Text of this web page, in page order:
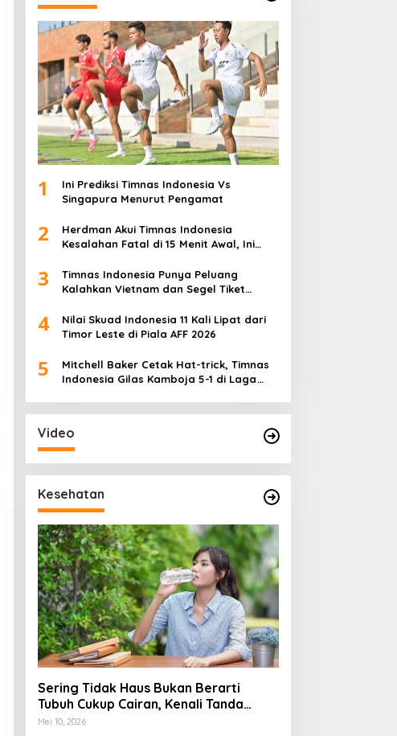
1
Ini Prediksi Timnas Indonesia Vs
Singapura Menurut Pengamat
2
Herdman Akui Timnas Indonesia
Kesalahan Fatal di 15 Menit Awal, Ini
3
Timnas Indonesia Punya Peluang
Kalahkan Vietnam dan Segel Tiket
4
Nilai Skuad Indonesia 11 Kali Lipat dari
Timor Leste di Piala AFF 2026
5
Mitchell Baker Cetak Hat-trick, Timnas
Indonesia Gilas Kamboja 5-1 di Laga
Video
Kesehatan
Sering Tidak Haus Bukan Berarti
Tubuh Cukup Cairan, Kenali Tanda
Dehidrasi Ringan
Mei 10, 2026